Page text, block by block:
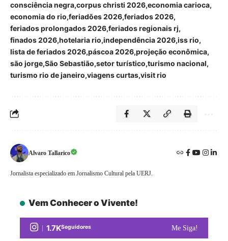
consciência negra corpus christi 2026 economia carioca
economia do rio feriadões 2026 feriados 2026
feriados prolongados 2026 feriados regionais rj
finados 2026 hotelaria rio independência 2026 iss rio
lista de feriados 2026 páscoa 2026 projeção econômica
são jorge São Sebastião setor turístico turismo nacional
turismo rio de janeiro viagens curtas visit rio
Alvaro Tallarico
Jornalista especializado em Jornalismo Cultural pela UERJ.
Vem Conhecer o Vivente!
1.7KSeguidores Me Siga!